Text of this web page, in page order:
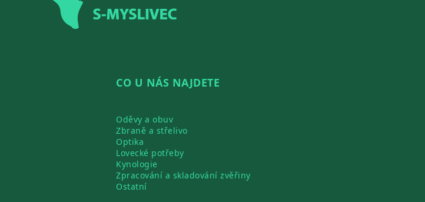
CO U NÁS NAJDETE
Oděvy a obuv
Zbraně a střelivo
Optika
Lovecké potřeby
Kynologie
Zpracování a skladování zvěřiny
Ostatní